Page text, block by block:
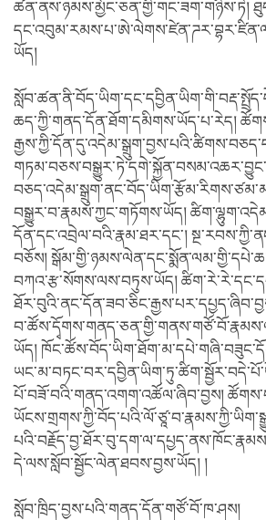
ཚན་ནས་ཉམས་མྱོང་ཅན་གྱི་གང་ཟག་གཉིས་ཏེ།
ཡོད།
ཆད་ཀྱི་གནད་དོན་ཐོག་དམིགས་ཡོད་པ་རེད།
བསྒྱུར་བ་རྣམས་ཀྱང་གཏོགས་ཡོད།
དོན་དང་འབྲེལ་བའི་རྣམ་ཐར་དང་།
བཅོས།
བཀའ་རྩ་སོགས་ལས་བཏུས་ཡོད།
ཡོད།
པོ་བཟོ་བའི་གནད་འགག་འཚོལ་ཞིབ་བྱས།
དེ་ལས་སློབ་སྦྱོང་ལེན་ཐབས་བྱས་ཡོད། །
སློབ་ཁྲིད་བྱས་པའི་གནད་དོན་གཙོ་བོ་ཁ་ཤས།